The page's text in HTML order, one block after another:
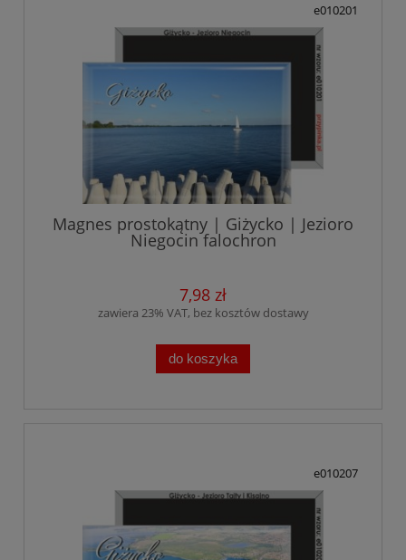
e010201
Magnes prostokątny | Giżycko | Jezioro
Niegocin falochron
7,98 zł
zawiera 23% VAT, bez kosztów dostawy
do koszyka
e010207